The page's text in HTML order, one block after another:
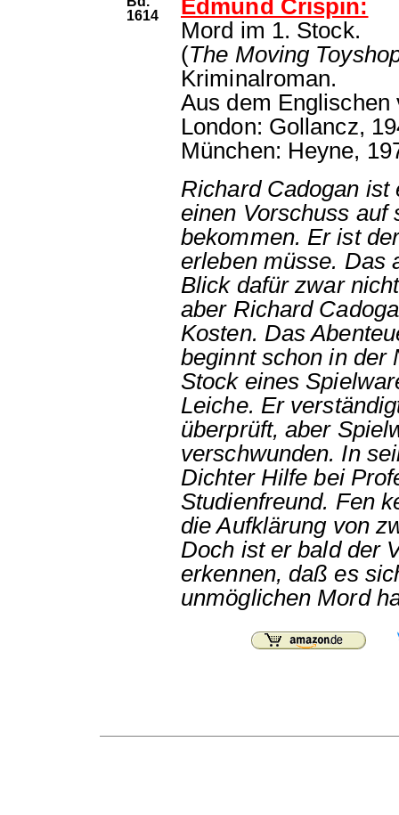
1614
Edmund Crispin:
Mord im 1. Stock.
(The Moving
Kriminalroman.
Aus dem Englischen
London: Gollancz,
München: Heyne,
Richard Cadogan ist
einen Vorschuss auf
bekommen. Er ist
erleben müsse. Das
Blick dafür zwar
aber Richard
Kosten. Das
beginnt schon in der
Stock eines
Leiche. Er
überprüft, aber
verschwunden. In
Dichter Hilfe bei
Studienfreund. Fen
die Aufklärung von
Doch ist er bald der
erkennen, daß es
unmöglichen Mord